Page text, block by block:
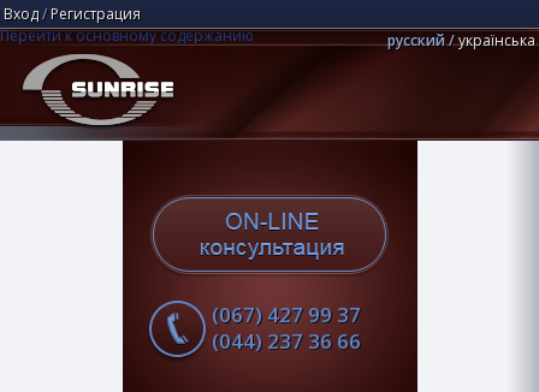
Перейти к основному содержанию
Вход/ Регистрация
русский
українська
Юридическая компания "Центр Санрайз"
(067) 427 99 37
(044) 237 36 66